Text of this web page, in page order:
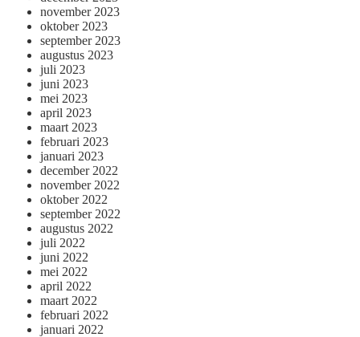
november 2023
oktober 2023
september 2023
augustus 2023
juli 2023
juni 2023
mei 2023
april 2023
maart 2023
februari 2023
januari 2023
december 2022
november 2022
oktober 2022
september 2022
augustus 2022
juli 2022
juni 2022
mei 2022
april 2022
maart 2022
februari 2022
januari 2022